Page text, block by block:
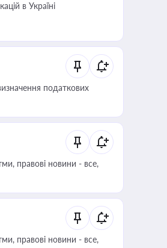
в Україні
податкових
правові новини - все,
правові новини - все,